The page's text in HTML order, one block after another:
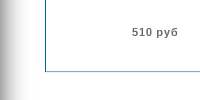
510 руб